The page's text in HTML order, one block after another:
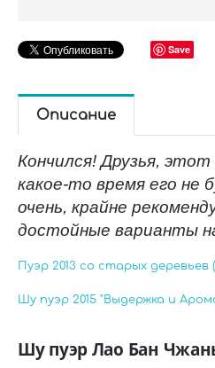
Save
Описание
Кончился! Друзья, этот
какое-то время его не
очень, крайне
достойные варианты
Пуэр 2013 со старых деревьев
Шу пуэр 2015 "Выдержка и
Шу пуэр Лао Бан